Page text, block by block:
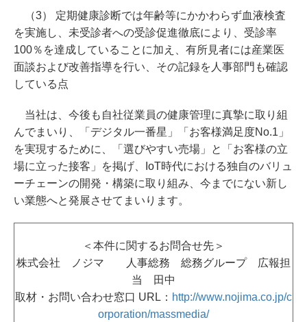
（3） 定期健康診断では年齢等にかかわらず血液検査
を実施し、未受診者への受診促進徹底により、受診率
100％を達成していることに加え、有所見者には産業医
面談および改善指導を行い、その記録を人事部門も確認
している点
当社は、今後も自社従業員の健康管理に真摯に取り組
んでまいり、「デジタル一番星」「お客様満足度No.1」
を実現するために、「選びやすい売場」と「お客様の立
場に立った接客」を掲げ、IoT時代における独自のバリュ
ーチェーンの開発・構築に取り組み、今までにない新し
い業態へと発展させてまいります。
＜本件に関するお問合せ先＞
株式会社 ノジマ 人事総務 総務グループ 広報担
当 田中
取材・お問い合わせ窓口 URL： http://www.nojima.co.jp/c
orporation/massmedia/